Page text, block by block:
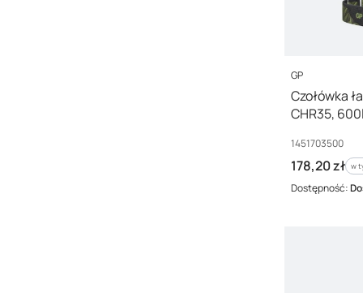
PRODUCENT
GP
Czołówka
CHR35,
Kod producenta
1451703500
Cena brutto
178,20 zł w
w
Dostępność: